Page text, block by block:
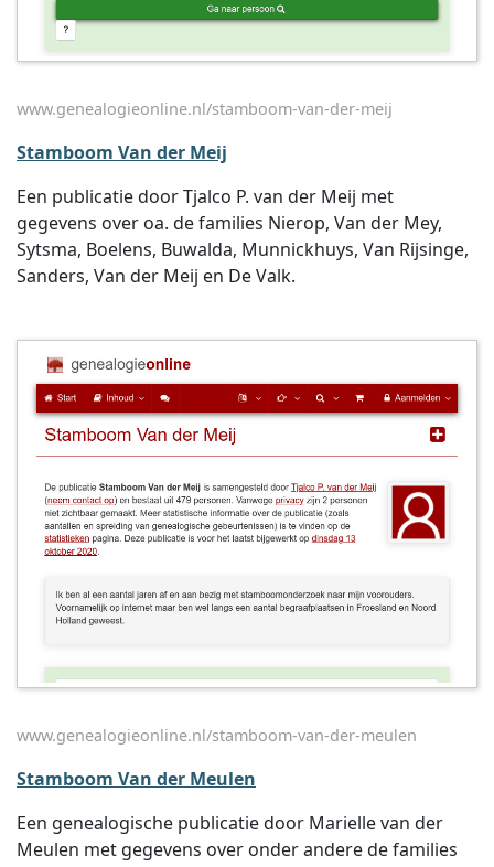
www.genealogieonline.nl/stamboom-van-der-meij
Stamboom Van der Meij
Een publicatie door Tjalco P. van der Meij met
gegevens over oa. de families Nierop, Van der Mey,
Sytsma, Boelens, Buwalda, Munnickhuys, Van Rijsinge,
Sanders, Van der Meij en De Valk.
www.genealogieonline.nl/stamboom-van-der-meulen
Stamboom Van der Meulen
Een genealogische publicatie door Marielle van der
Meulen met gegevens over onder andere de families